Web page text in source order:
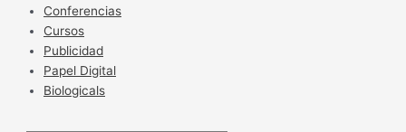
Conferencias
Cursos
Publicidad
Papel Digital
Biologicals